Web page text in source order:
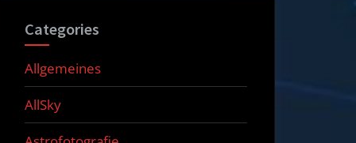
Categories
Allgemeines
AllSky